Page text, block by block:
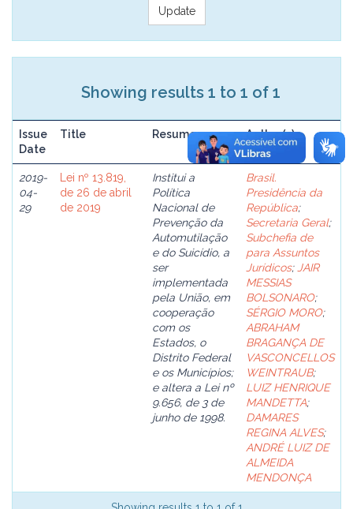
Showing results 1 to 1 of 1
Issue
Date
Title Resume Author(s)
2019-
04-
29
Lei nº 13.819,
de 26 de abril
de 2019
Institui a
Política
Nacional de
Prevenção da
Automutilação
e do Suicídio, a
ser
implementada
pela União, em
cooperação
com os
Estados, o
Distrito Federal
e os Municípios;
e altera a Lei nº
9.656, de 3 de
junho de 1998.
Brasil.
Presidência da
República;
Secretaria Geral;
Subchefia de
para Assuntos
Jurídicos; JAIR
MESSIAS
BOLSONARO;
SÉRGIO MORO;
ABRAHAM
BRAGANÇA DE
VASCONCELLOS
WEINTRAUB;
LUIZ HENRIQUE
MANDETTA;
DAMARES
REGINA ALVES;
ANDRÉ LUIZ DE
ALMEIDA
MENDONÇA